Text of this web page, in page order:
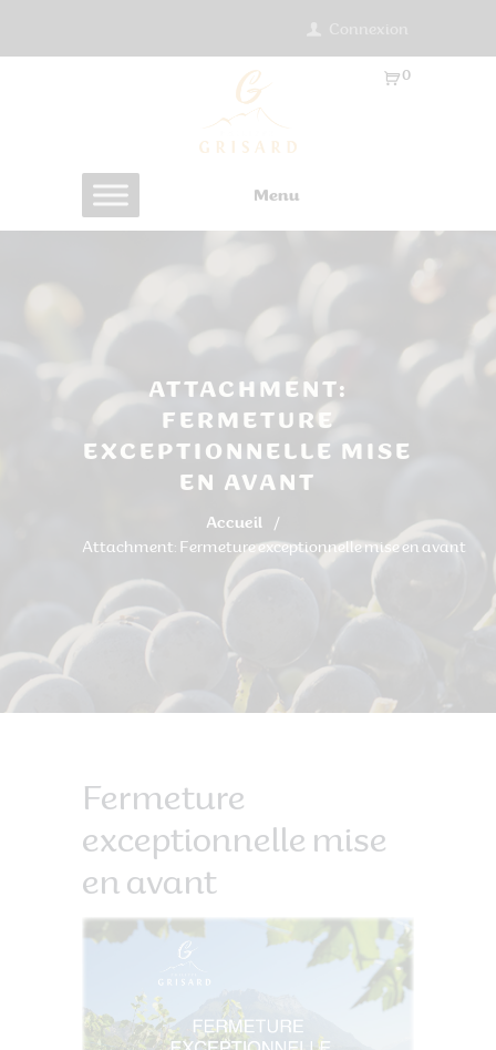
Menu
0
ATTACHMENT:
FERMETURE
EXCEPTIONNELLE MISE
EN AVANT
Accueil
Attachment: Fermeture exceptionnelle mise en avant
Fermeture
exceptionnelle mise
en avant